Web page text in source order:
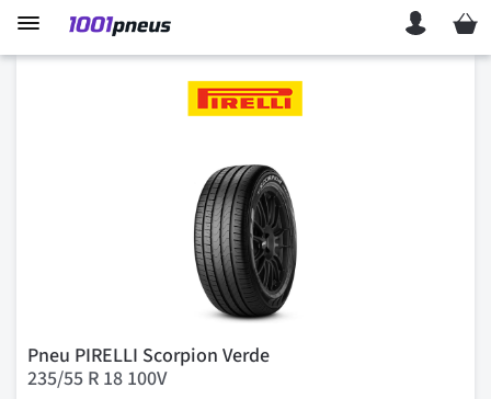
Mon
Pneu PIRELLI Scorpion Verde
235/55 R 18 100V